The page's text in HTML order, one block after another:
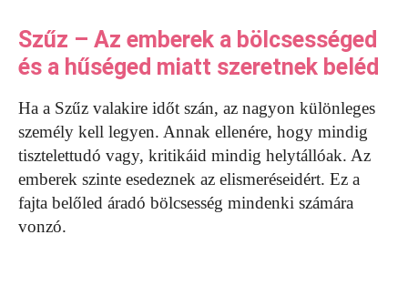
Szűz – Az emberek a bölcsességed
és a hűséged miatt szeretnek beléd
Ha a Szűz valakire időt szán, az nagyon különleges
személy kell legyen. Annak ellenére, hogy mindig
tisztelettudó vagy, kritikáid mindig helytállóak. Az
emberek szinte esedeznek az elismeréseidért. Ez a
fajta belőled áradó bölcsesség mindenki számára
vonzó.